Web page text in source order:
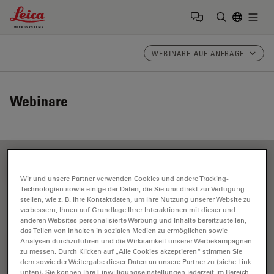
Leica Microsystems Logo
WEBINARE AUF ANFRAGE
Webinare
Vergrößerung
Wir und unsere Partner verwenden Cookies und andere Tracking-
Technologien sowie einige der Daten, die Sie uns direkt zur Verfügung
stellen, wie z. B. Ihre Kontaktdaten, um Ihre Nutzung unserer Website zu
verbessern, Ihnen auf Grundlage Ihrer Interaktionen mit dieser und
anderen Websites personalisierte Werbung und Inhalte bereitzustellen,
das Teilen von Inhalten in sozialen Medien zu ermöglichen sowie
Analysen durchzuführen und die Wirksamkeit unserer Werbekampagnen
zu messen. Durch Klicken auf „Alle Cookies akzeptieren“ stimmen Sie
dem sowie der Weitergabe dieser Daten an unsere Partner zu (siehe Link
unten). Sie können Ihre Einwilligungseinstellungen jederzeit im Bereich